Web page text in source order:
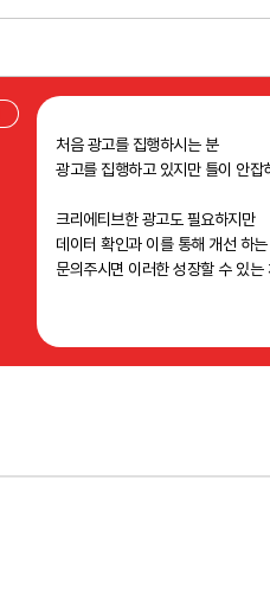
처음 광고를 집행하시는 분
광고를 집행하고 있지만 틀이 안잡
크리에티브한 광고도 필요하지만
데이터 확인과 이를 통해 개선 하
문의주시면 이러한 성장할 수 있는